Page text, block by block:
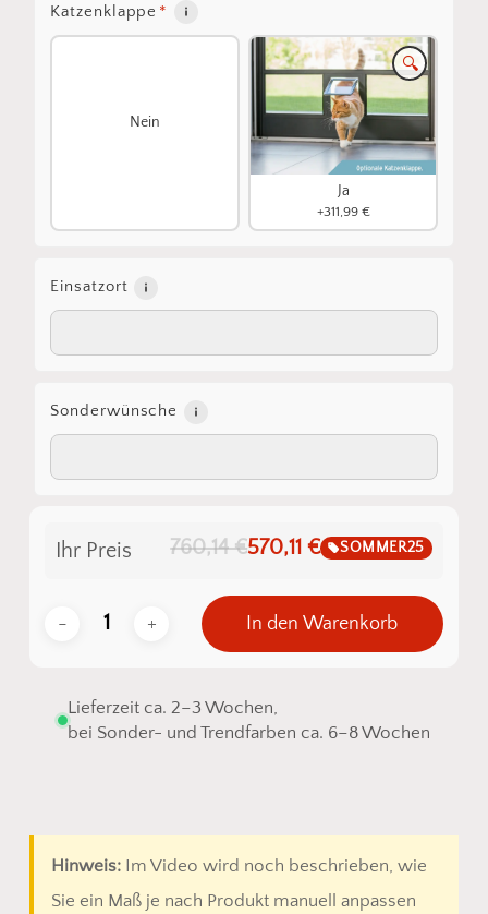
Katzenklappe *
Nein
🔍
Ja
+311,99 €
Einsatzort
Sonderwünsche
Ihr Preis 760,14 €570,11 € SOMMER25
In den Warenkorb
Lieferzeit ca. 2–3 Wochen,
bei Sonder- und Trendfarben ca. 6–8 Wochen
Hinweis:Im Video wird noch beschrieben, wie
Sie ein Maß je nach Produkt manuell anpassen